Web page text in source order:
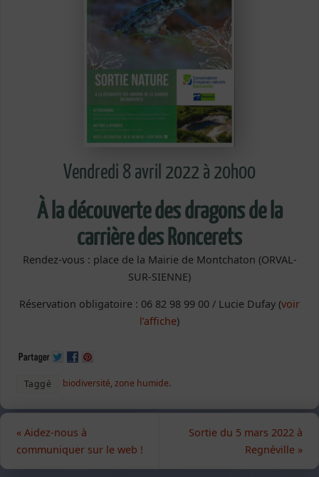
Vendredi 8 avril 2022 à 20h00
À la découverte des dragons de la
carrière des Roncerets
Rendez-vous : place de la Mairie de Montchaton (ORVAL-
SUR-SIENNE)
Réservation obligatoire : 06 82 98 99 00 / Lucie Dufay (voir
l’affiche)
Taggé biodiversité,zone humide.
«Aidez-nous à
communiquer sur le web !
Sortie du 5 mars 2022 à
Regnéville »